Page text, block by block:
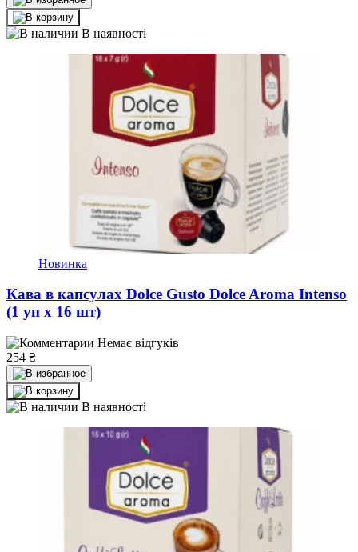
В наявності
Новинка
Кава в капсулах Dolce Gusto Dolce Aroma Intenso
(1 уп х 16 шт)
Немає відгуків
254 ₴
В наявності